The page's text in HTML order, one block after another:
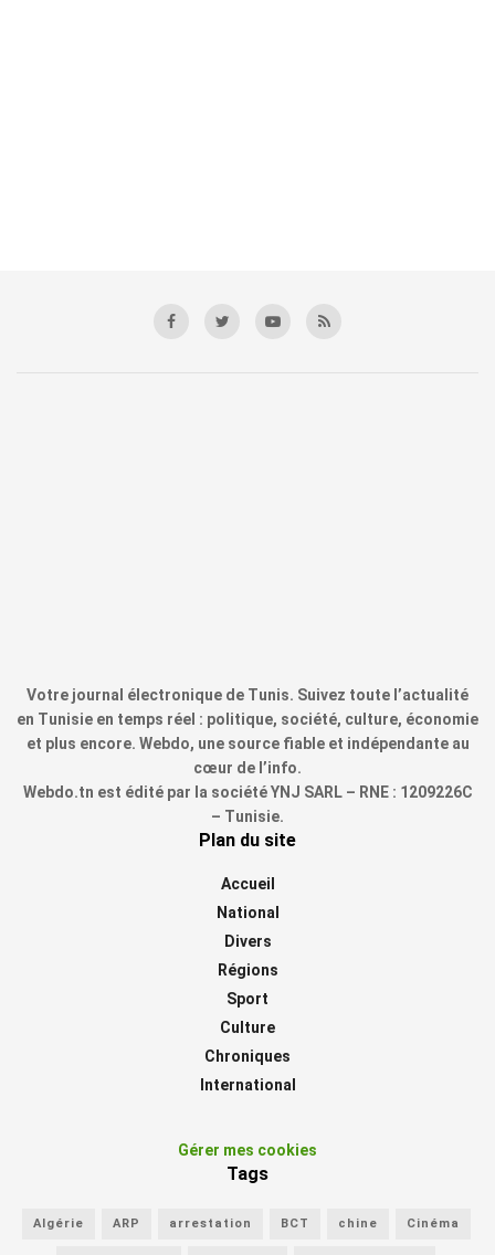
Votre journal électronique de Tunis. Suivez toute l’actualité
en Tunisie en temps réel : politique, société, culture, économie
et plus encore. Webdo, une source fiable et indépendante au
cœur de l’info.
Webdo.tn est édité par la société YNJ SARL – RNE : 1209226C
– Tunisie.
Plan du site
Accueil
National
Divers
Régions
Sport
Culture
Chroniques
International
Gérer mes cookies
Tags
Algérie ARP arrestation BCT chine Cinéma